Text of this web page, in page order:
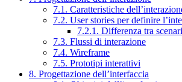
7.1. Caratteristiche
7.2. User stories per definire
7.2.1. Differenza tra
7.3. Flussi di interazione
7.4. Wireframe
7.5. Prototipi interattivi
8. Progettazione dell’interfaccia